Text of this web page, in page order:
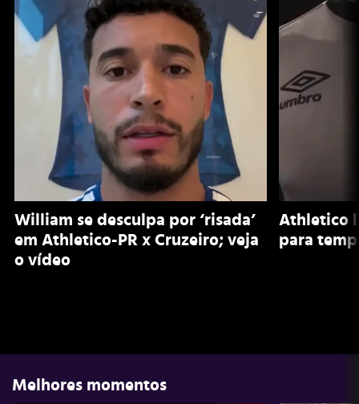
William se desculpa por ‘risada’
em Athletico-PR x Cruzeiro; veja
o vídeo
Athletico
para
Melhores momentos